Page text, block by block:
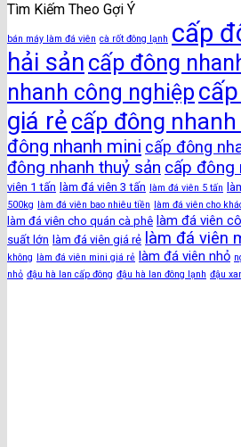
Tìm Kiếm Theo Gợi Ý
bán máy làm đá viên cà rốt đông lạnh cấp
hải sản cấp đông
nhanh công nghiệp
giá rẻ cấp đông nhanh
đông nhanh mini cấp đông
đông nhanh thuỷ sản cấp đông
viên 1 tấn làm đá viên 3 tấn làm đá viên 5 tấn
500kg
làm đá viên bao nhiêu tiền làm đá viên cho
làm đá viên cho quán cà phê làm đá viên
suất lớn làm đá viên giá rẻ làm đá viên
không
làm đá viên mini giá rẻ làm đá viên nhỏ
nhỏ đậu hà lan cấp đông đậu hà lan đông lạnh đậu